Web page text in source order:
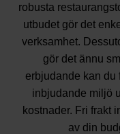
robusta
utbudet gör det
verksamhet.
gör det ännu
erbjudande kan du
inbjudande miljö
kostnader. Fri frakt
av din